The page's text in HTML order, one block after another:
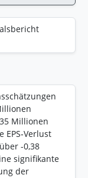
Millionen
-0,38
signifikante
der